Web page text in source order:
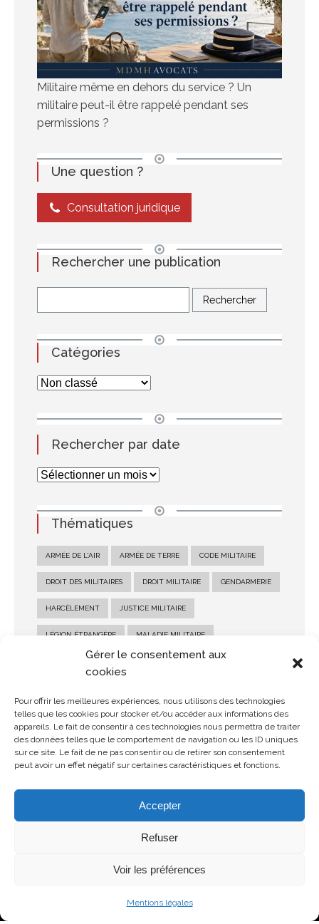
Gérer le consentement aux
cookies
Pour offrir les meilleures expériences, nous utilisons des technologies
telles que les cookies pour stocker et/ou accéder aux informations des
appareils. Le fait de consentir à ces technologies nous permettra de traiter
des données telles que le comportement de navigation ou les ID uniques
sur ce site. Le fait de ne pas consentir ou de retirer son consentement
peut avoir un effet négatif sur certaines caractéristiques et fonctions.
Accepter
Refuser
Voir les préférences
Mentions légales
Militaire même en dehors du service ? Un
militaire peut-il être rappelé pendant ses
permissions ?
Une question ?
Consultation juridique
Rechercher une publication
Catégories
Rechercher par date
Thématiques
ARMÉE DE L'AIR ARMÉE DE TERRE CODE MILITAIRE
DROIT DES MILITAIRES DROIT MILITAIRE GENDARMERIE
HARCÈLEMENT JUSTICE MILITAIRE
LÉGION ÉTRANGÈRE MALADIE MILITAIRE
RÉFORME MILITAIRE SALAIRE MILITAIRE
SANCTION MILITAIRE SOLDE MILITAIRE
STATUT MILITAIRE